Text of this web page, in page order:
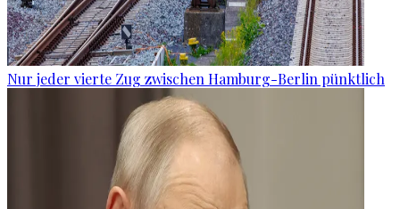
Nur jeder vierte Zug zwischen Hamburg-Berlin pünktlich